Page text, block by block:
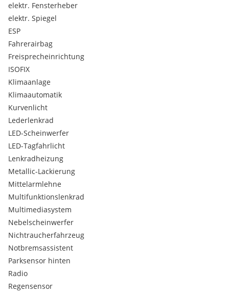
elektr. Fensterheber
elektr. Spiegel
ESP
Fahrerairbag
Freisprecheinrichtung
ISOFIX
Klimaanlage
Klimaautomatik
Kurvenlicht
Lederlenkrad
LED-Scheinwerfer
LED-Tagfahrlicht
Lenkradheizung
Metallic-Lackierung
Mittelarmlehne
Multifunktionslenkrad
Multimediasystem
Nebelscheinwerfer
Nichtraucherfahrzeug
Notbremsassistent
Parksensor hinten
Radio
Regensensor